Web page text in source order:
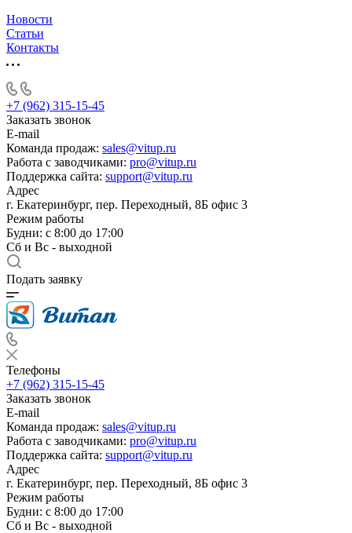
Новости
Статьи
Контакты
+7 (962) 315-15-45
Заказать звонок
E-mail
Команда продаж: sales@vitup.ru
Работа с заводчиками: pro@vitup.ru
Поддержка сайта: support@vitup.ru
Адрес
г. Екатеринбург, пер. Переходный, 8Б офис 3
Режим работы
Будни: с 8:00 до 17:00
Сб и Вс - выходной
Подать заявку
Телефоны
+7 (962) 315-15-45
Заказать звонок
E-mail
Команда продаж: sales@vitup.ru
Работа с заводчиками: pro@vitup.ru
Поддержка сайта: support@vitup.ru
Адрес
г. Екатеринбург, пер. Переходный, 8Б офис 3
Режим работы
Будни: с 8:00 до 17:00
Сб и Вс - выходной